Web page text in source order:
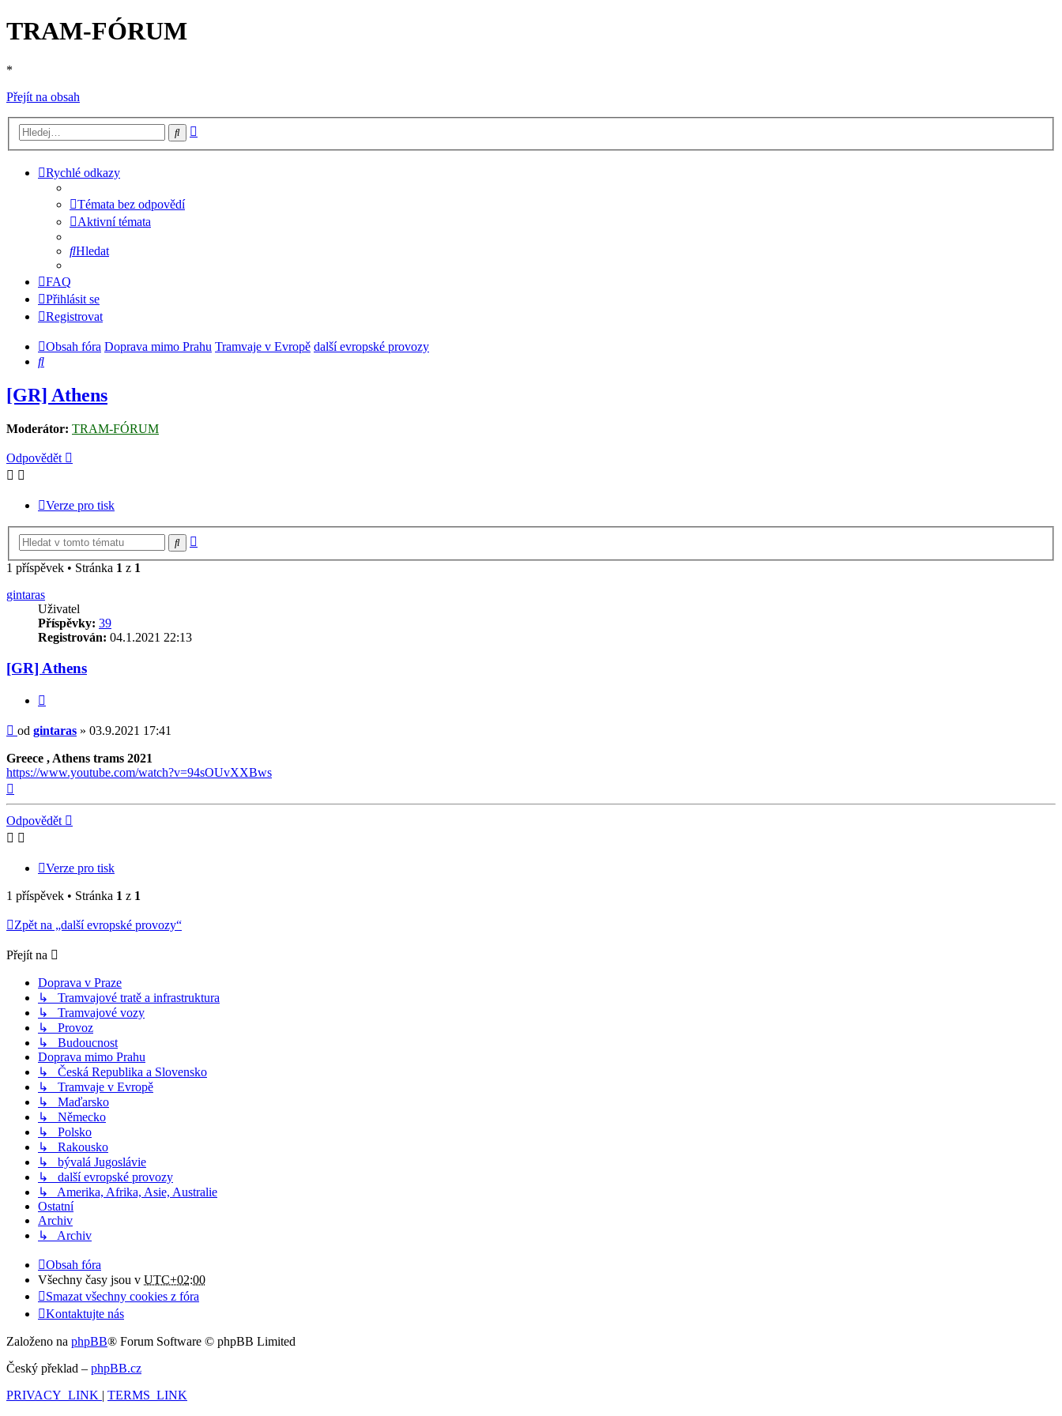
TRAM-FÓRUM
*
Přejít na obsah
Hledat
Rychlé odkazy
Témata bez odpovědí
Aktivní témata
Hledat
FAQ
Přihlásit se
Registrovat
Obsah fóra Doprava mimo Prahu Tramvaje v Evropě další evropské provozy
Hledat
[GR] Athens
Moderátor: TRAM-FÓRUM
Odpovědět
Verze pro tisk
Hledat
1 příspěvek • Stránka 1 z 1
gintaras
Uživatel
Příspěvky: 39
Registrován: 04.1.2021 22:13
[GR] Athens
Příspěvek
od gintaras » 03.9.2021 17:41
Greece , Athens trams 2021
https://www.youtube.com/watch?v=94sOUvXXBws
Odpovědět
Verze pro tisk
1 příspěvek • Stránka 1 z 1
Zpět na „další evropské provozy“
Přejít na
Doprava v Praze
↳ Tramvajové tratě a infrastruktura
↳ Tramvajové vozy
↳ Provoz
↳ Budoucnost
Doprava mimo Prahu
↳ Česká Republika a Slovensko
↳ Tramvaje v Evropě
↳ Maďarsko
↳ Německo
↳ Polsko
↳ Rakousko
↳ bývalá Jugoslávie
↳ další evropské provozy
↳ Amerika, Afrika, Asie, Australie
Ostatní
Archiv
↳ Archiv
Obsah fóra
Všechny časy jsou v UTC+02:00
Smazat všechny cookies z fóra
Kontaktujte nás
Založeno na phpBB® Forum Software © phpBB Limited
Český překlad – phpBB.cz
PRIVACY_LINK | TERMS_LINK